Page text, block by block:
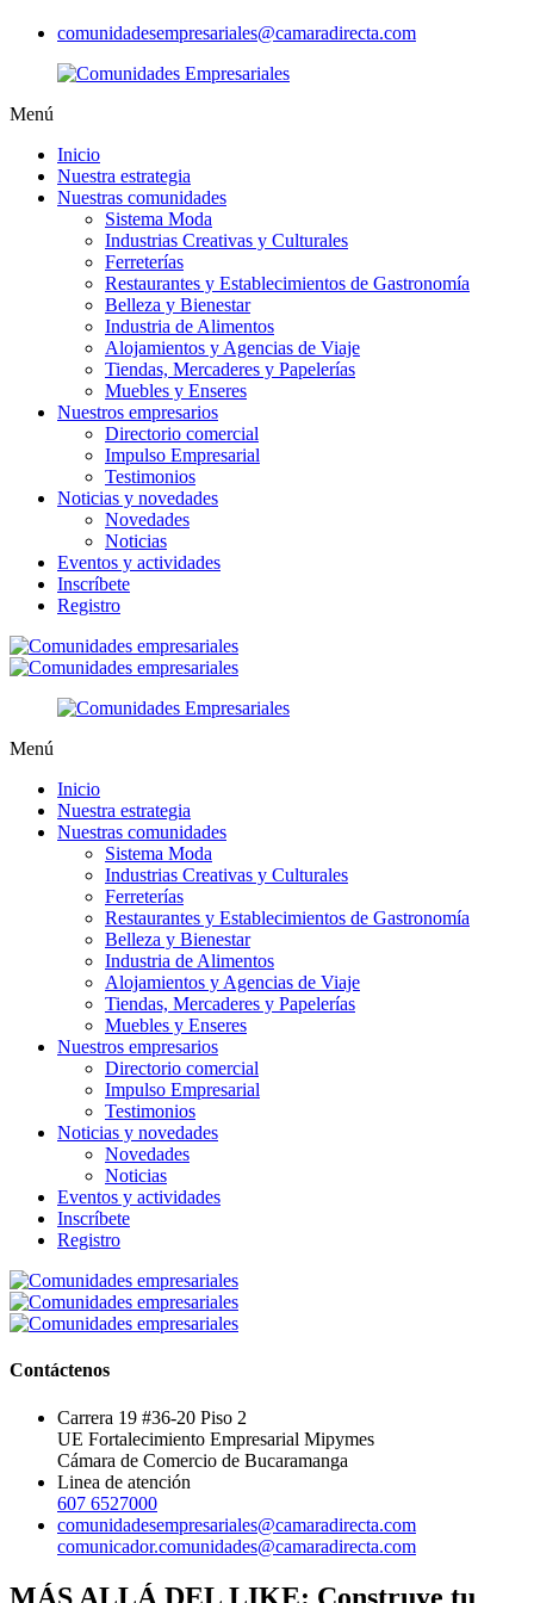
comunidadesempresariales@camaradirecta.com
Menú
Inicio
Nuestra estrategia
Nuestras comunidades
Sistema Moda
Industrias Creativas y Culturales
Ferreterías
Restaurantes y Establecimientos de Gastronomía
Belleza y Bienestar
Industria de Alimentos
Alojamientos y Agencias de Viaje
Tiendas, Mercaderes y Papelerías
Muebles y Enseres
Nuestros empresarios
Directorio comercial
Impulso Empresarial
Testimonios
Noticias y novedades
Novedades
Noticias
Eventos y actividades
Inscríbete
Registro
Menú
Inicio
Nuestra estrategia
Nuestras comunidades
Sistema Moda
Industrias Creativas y Culturales
Ferreterías
Restaurantes y Establecimientos de Gastronomía
Belleza y Bienestar
Industria de Alimentos
Alojamientos y Agencias de Viaje
Tiendas, Mercaderes y Papelerías
Muebles y Enseres
Nuestros empresarios
Directorio comercial
Impulso Empresarial
Testimonios
Noticias y novedades
Novedades
Noticias
Eventos y actividades
Inscríbete
Registro
Contáctenos
Carrera 19 #36-20 Piso 2
UE Fortalecimiento Empresarial Mipymes
Cámara de Comercio de Bucaramanga
Linea de atención
607 6527000
comunidadesempresariales@camaradirecta.com
comunicador.comunidades@camaradirecta.com
MÁS ALLÁ DEL LIKE: Construye tu